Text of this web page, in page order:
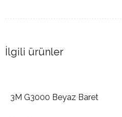
İlgili ürünler
3M G3000 Beyaz Baret